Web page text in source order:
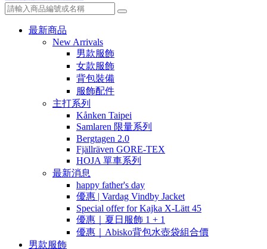
最新商品
New Arrivals
男款服飾
女款服飾
背包裝備
服飾配件
主打系列
Kånken Taipei
Samlaren 限量系列
Bergtagen 2.0
Fjällräven GORE-TEX
HOJA 單車系列
最新消息
happy father's day
優惠 | Vardag Vindby Jacket
Special offer for Kajka X-Lätt 45
優惠｜夏日服飾 1 + 1
優惠｜Abisko背包水壺袋組合價
男款服飾